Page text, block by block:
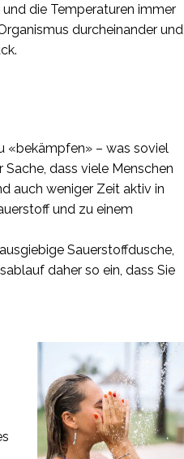
die Temperaturen immer
durcheinander und
«bekämpfen» – was soviel
dass viele Menschen
auch weniger Zeit aktiv in
und zu einem
Sauerstoffdusche,
daher so ein, dass Sie